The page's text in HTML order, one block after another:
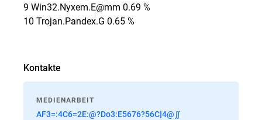
9 Win32.Nyxem.E@mm 0.69 %
10 Trojan.Pandex.G 0.65 %
Kontakte
MEDIENARBEIT
AF3=:4C6=2E:@?Do3:E5676?56C]4@∬